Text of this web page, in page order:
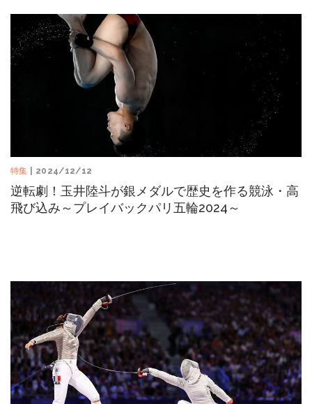
特集 | 2024/12/12
逆転劇！玉井陸斗が銀メダルで歴史を作る競泳・高
飛び込み～プレイバックパリ五輪2024～